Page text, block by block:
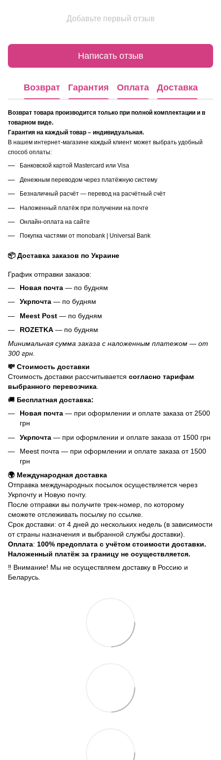
Добавьте первый отзыв
Написать отзыв
Возврат Гарантия Оплата Доставка
Возврат товара производится только при полной комплектации и в
товарном виде.
Гарантия на каждый товар – индивидуальная.
В нашем интернет-магазине каждый клиент может выбрать удобный
способ оплаты:
Банковской картой Mastercard или Visa
Денежным переводом через платёжную систему
Безналичный расчёт — перевод на расчётный счёт
Наложенный платёж при получении на почте
Онлайн-оплата на сайте
Покупка частями от monobank | Universal Bank
📦 Доставка заказов по Украине
График отправки заказов:
Новая почта — по будням
Укрпочта — по будням
Meest Post — по будням
ROZETKA — по будням
Минимальная сумма заказа с наложенным платежом — от
300 грн.
💸 Стоимость доставки
Стоимость доставки рассчитывается согласно тарифам
выбранного перевозчика.
🚚 Бесплатная доставка:
Новая почта — при оформлении и оплате заказа от 2500
грн
Укрпочта — при оформлении и оплате заказа от 1500 грн
Meest почта — при оформлении и оплате заказа от 1500
грн
🌍 Международная доставка
Отправка международных посылок осуществляется через
Укрпочту и Новую почту.
После отправки вы получите трек-номер, по которому
сможете отслеживать посылку по ссылке.
Срок доставки: от 4 дней до нескольких недель (в зависимости
от страны назначения и выбранной службы доставки).
Оплата: 100% предоплата с учётом стоимости доставки.
Наложенный платёж за границу не осуществляется.
‼️ Внимание! Мы не осуществляем доставку в Россию и
Беларусь.